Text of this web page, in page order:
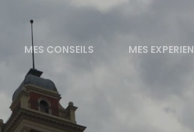
MES CONSEILS MES